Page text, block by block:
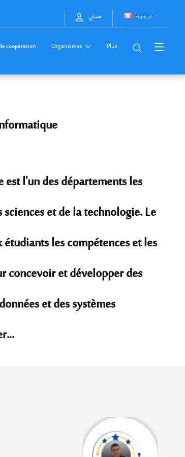
Français حسابي
coopération Organismes Plus
l'un des départements les
et de la technologie. Le
les compétences et les
concevoir et développer des
et des systèmes